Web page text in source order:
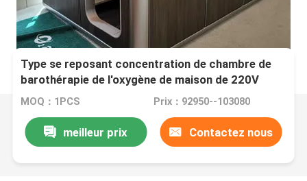
Type se reposant concentration de chambre de
barothérapie de l'oxygène de maison de 220V
50Hz en oxygène de 23%
MOQ：1PCS Prix：92950--103080
meilleur prix Contactez nous